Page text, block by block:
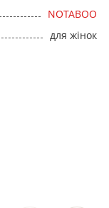
NOTABOO
для жінок